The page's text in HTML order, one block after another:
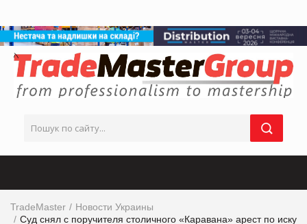
TradeMaster
Новости Украины
Суд снял с поручителя столичного «Каравана» арест по иску